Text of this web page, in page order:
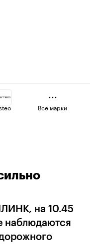
Все марки
на 10.45
наблюдаются